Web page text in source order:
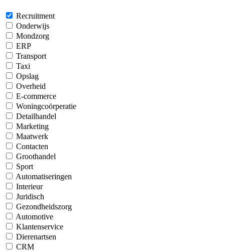
Recruitment
Onderwijs
Mondzorg
ERP
Transport
Taxi
Opslag
Overheid
E-commerce
Woningcoörperatie
Detailhandel
Marketing
Maatwerk
Contacten
Groothandel
Sport
Automatiseringen
Interieur
Juridisch
Gezondheidszorg
Automotive
Klantenservice
Dierenartsen
CRM